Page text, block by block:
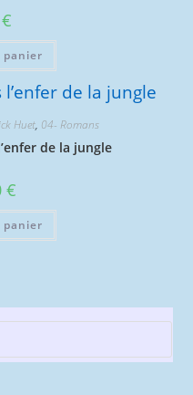
€
Huet, 04- Romans
de la jungle
€